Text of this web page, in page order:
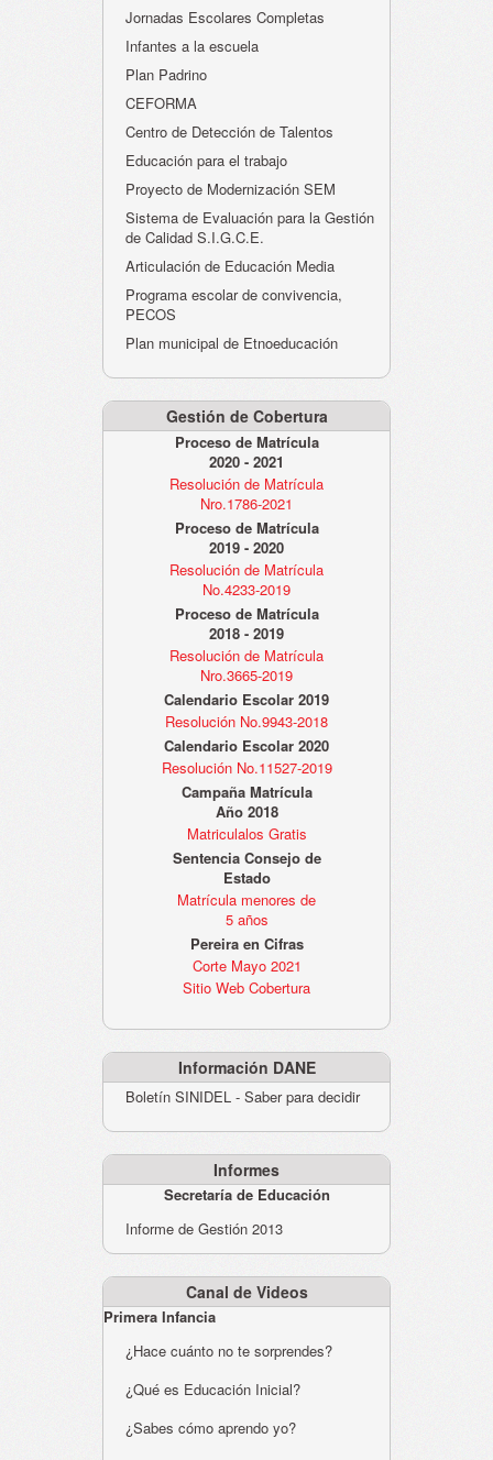
Jornadas Escolares Completas
Infantes a la escuela
Plan Padrino
CEFORMA
Centro de Detección de Talentos
Educación para el trabajo
Proyecto de Modernización SEM
Sistema de Evaluación para la Gestión
de Calidad S.I.G.C.E.
Articulación de Educación Media
Programa escolar de convivencia,
PECOS
Plan municipal de Etnoeducación
Gestión de Cobertura
Proceso de Matrícula
2020 - 2021
Resolución de Matrícula
Nro.1786-2021
Proceso de Matrícula
2019 - 2020
Resolución de Matrícula
No.4233-2019
Proceso de Matrícula
2018 - 2019
Resolución de Matrícula
Nro.3665-2019
Calendario Escolar 2019
Resolución No.9943-2018
Calendario Escolar 2020
Resolución No.11527-2019
Campaña Matrícula
Año 2018
Matriculalos Gratis
Sentencia Consejo de
Estado
Matrícula menores de
5 años
Pereira en Cifras
Corte Mayo 2021
Sitio Web Cobertura
Información DANE
Boletín SINIDEL - Saber para decidir
Informes
Secretaría de Educación
Informe de Gestión 2013
Canal de Videos
Primera Infancia
¿Hace cuánto no te sorprendes?
¿Qué es Educación Inicial?
¿Sabes cómo aprendo yo?